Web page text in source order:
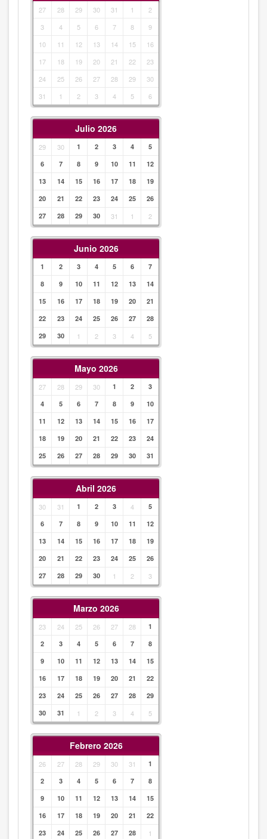
27 28 29 30 31 1
2
3
4 5 6 7 8
9
10
11 12 13 14 15
16
17
18 19 20 21 22
23
24
25 26 27 28 29
30
31
1 2 3 4 5 6
Julio 2026
29 30 1 2 3 4
5
6
7 8 9 10 11
12
13
14 15 16 17 18
19
20
21 22 23 24 25
26
27
28 29 30 31 1 2
Junio 2026
1 2 3 4 5 6
7
8
9 10 11 12 13
14
15
16 17 18 19 20
21
22
23 24 25 26 27
28
29
30 1 2 3 4 5
Mayo 2026
27 28 29 30 1 2
3
4
5 6 7 8 9
10
11
12 13 14 15 16
17
18
19 20 21 22 23
24
25
26 27 28 29 30 31
Abril 2026
30 31 1 2 3 4
5
6
7 8 9 10 11
12
13
14 15 16 17 18
19
20
21 22 23 24 25
26
27
28 29 30 1 2 3
Marzo 2026
23 24 25 26 27 28
1
2
3 4 5 6 7
8
9
10 11 12 13 14
15
16
17 18 19 20 21
22
23
24 25 26 27 28
29
30
31 1 2 3 4 5
Febrero 2026
26 27 28 29 30 31
1
2
3 4 5 6 7
8
9
10 11 12 13 14
15
16
17 18 19 20 21
22
23
24 25 26 27 28 1